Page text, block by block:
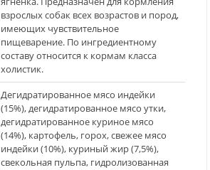
взрослых собак всех возрастов и пород,
имеющих чувствительное
пищеварение. По ингредиентному
составу относится к кормам класса
холистик.
Дегидратированное мясо индейки
(15%), дегидратированное мясо утки,
дегидратированное куриное мясо
(14%), картофель, горох, свежее мясо
индейки (10%), куриный жир (7,5%),
свекольная пульпа, гидролизованная